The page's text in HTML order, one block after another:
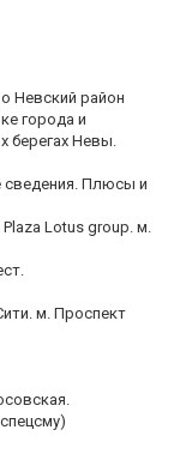
Невский район
города и
берегах Невы.
сведения. Плюсы и
Lotus group. м.
м. Проспект